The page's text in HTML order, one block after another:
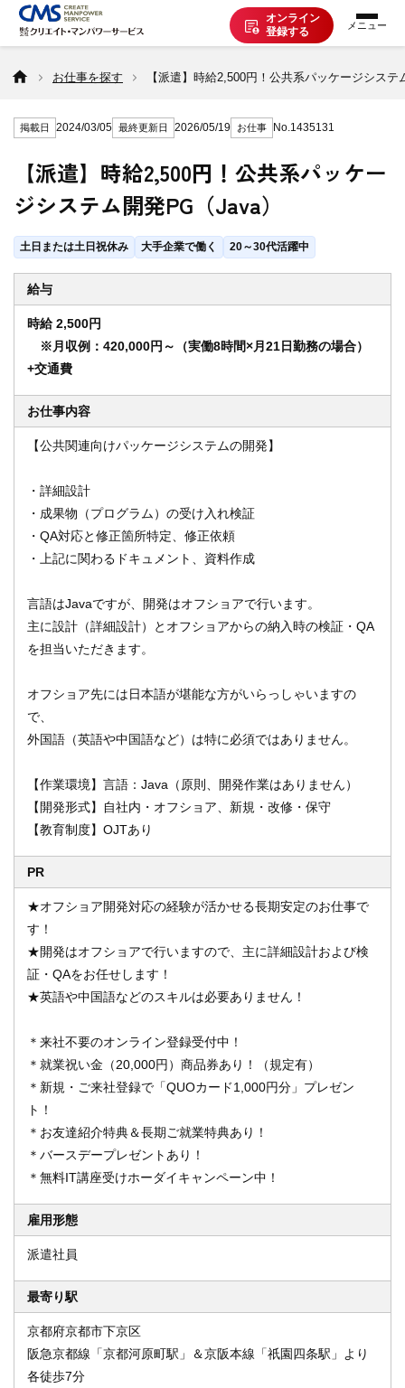
オンライン
登録する
お仕事を探す
派遣で働く
登録の流れ
企業の方へ
CMSについて
閉じる
お仕事を探す 【派遣】時給2,500円！公共系パッケージシス
掲載日 2024/03/05 最終更新日 2026/05/19 お仕事 No.1435131
【派遣】時給2,500円！公共系パッケー
ジシステム開発PG（Java）
土日または土日祝休み 大手企業で働く 20～30代活躍中
給与
時給 2,500円
※月収例：420,000円～（実働8時間×月21日勤務の場合）
+交通費
お仕事内容
【公共関連向けパッケージシステムの開発】
・詳細設計
・成果物（プログラム）の受け入れ検証
・QA対応と修正箇所特定、修正依頼
・上記に関わるドキュメント、資料作成
言語はJavaですが、開発はオフショアで行います。
主に設計（詳細設計）とオフショアからの納入時の検証・QA
を担当いただきます。
オフショア先には日本語が堪能な方がいらっしゃいますの
で、
外国語（英語や中国語など）は特に必須ではありません。
【作業環境】言語：Java（原則、開発作業はありません）
【開発形式】自社内・オフショア、新規・改修・保守
【教育制度】OJTあり
PR
★オフショア開発対応の経験が活かせる長期安定のお仕事で
す！
★開発はオフショアで行いますので、主に詳細設計および検
証・QAをお任せします！
★英語や中国語などのスキルは必要ありません！
＊来社不要のオンライン登録受付中！
＊就業祝い金（20,000円）商品券あり！（規定有）
＊新規・ご来社登録で「QUOカード1,000円分」プレゼン
ト！
＊お友達紹介特典＆長期ご就業特典あり！
＊バースデープレゼントあり！
＊無料IT講座受けホーダイキャンペーン中！
雇用形態
派遣社員
最寄り駅
京都府京都市下京区
阪急京都線「京都河原町駅」＆京阪本線「祇園四条駅」より
各徒歩7分